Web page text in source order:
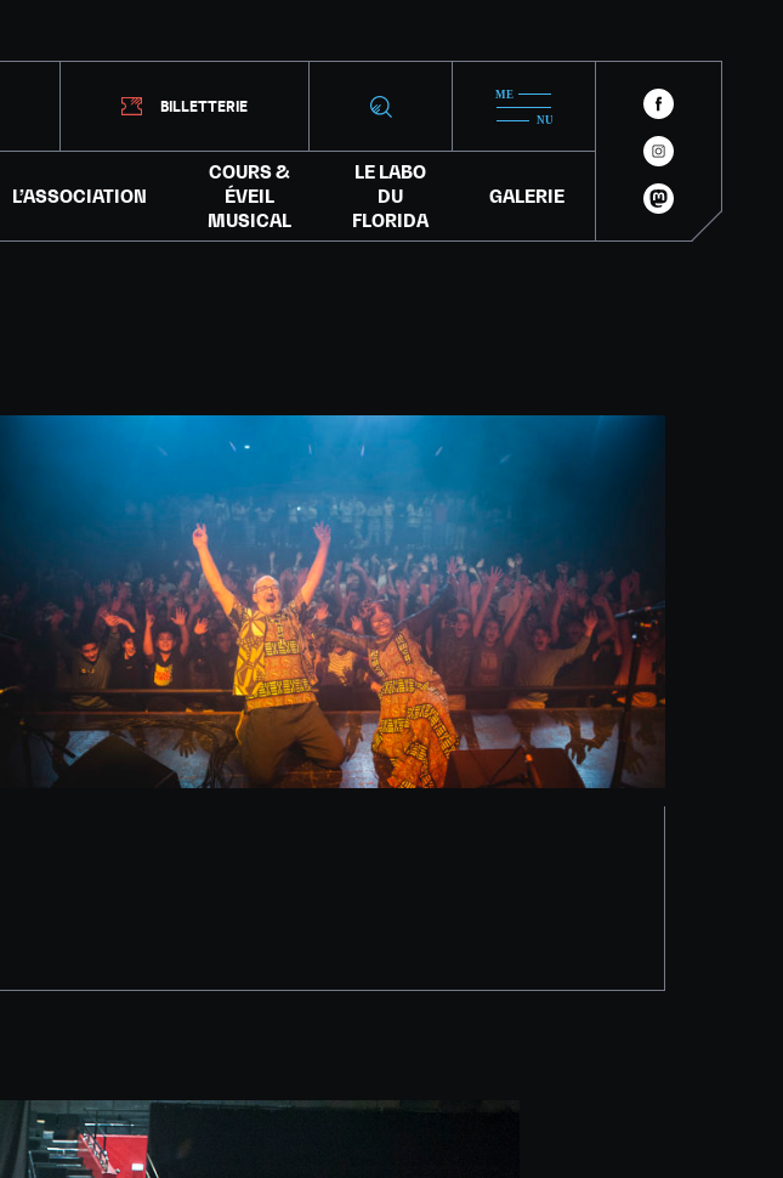
BILLETTERIE
L’ASSOCIATION
COURS &
ÉVEIL
MUSICAL
LE LABO
DU
FLORIDA
GALERIE